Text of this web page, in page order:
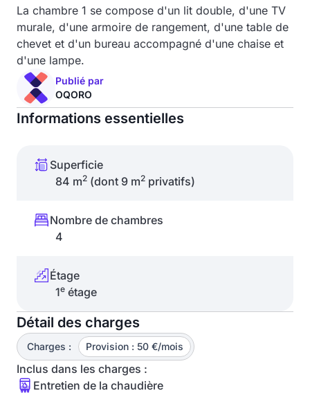
La chambre 1 se compose d'un lit double, d'une TV
murale, d'une armoire de rangement, d'une table de
chevet et d'un bureau accompagné d'une chaise et
d'une lampe.
Publié par
OQORO
Informations essentielles
Superficie
84 m2 (dont 9 m2 privatifs)
Nombre de chambres
4
Étage
1e étage
Détail des charges
Charges : Provision : 50 €/mois
Inclus dans les charges :
Entretien de la chaudière